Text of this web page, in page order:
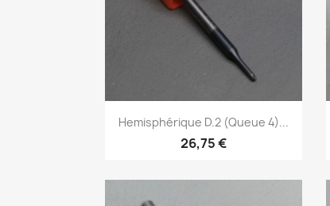
Aperçu rapide
Hemisphérique D.2 (Queue 4)...
26,75 €